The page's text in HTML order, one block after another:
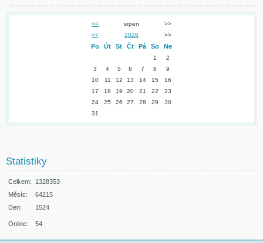
<< srpen
>>
<<
2026 >>
Po Út St Čt Pá So Ne
1
2
3
4 5 6 7 8
9
10
11 12 13 14 15
16
17
18 19 20 21 22
23
24
25 26 27 28 29
30
31
Statistiky
Online: 54
Celkem:
1328353
Měsíc:
64215
Den:
1524